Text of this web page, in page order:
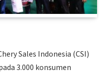
Sales Indonesia (CSI)
3.000 konsumen